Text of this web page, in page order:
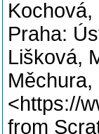
Praha:
Lišková,
<https://
from